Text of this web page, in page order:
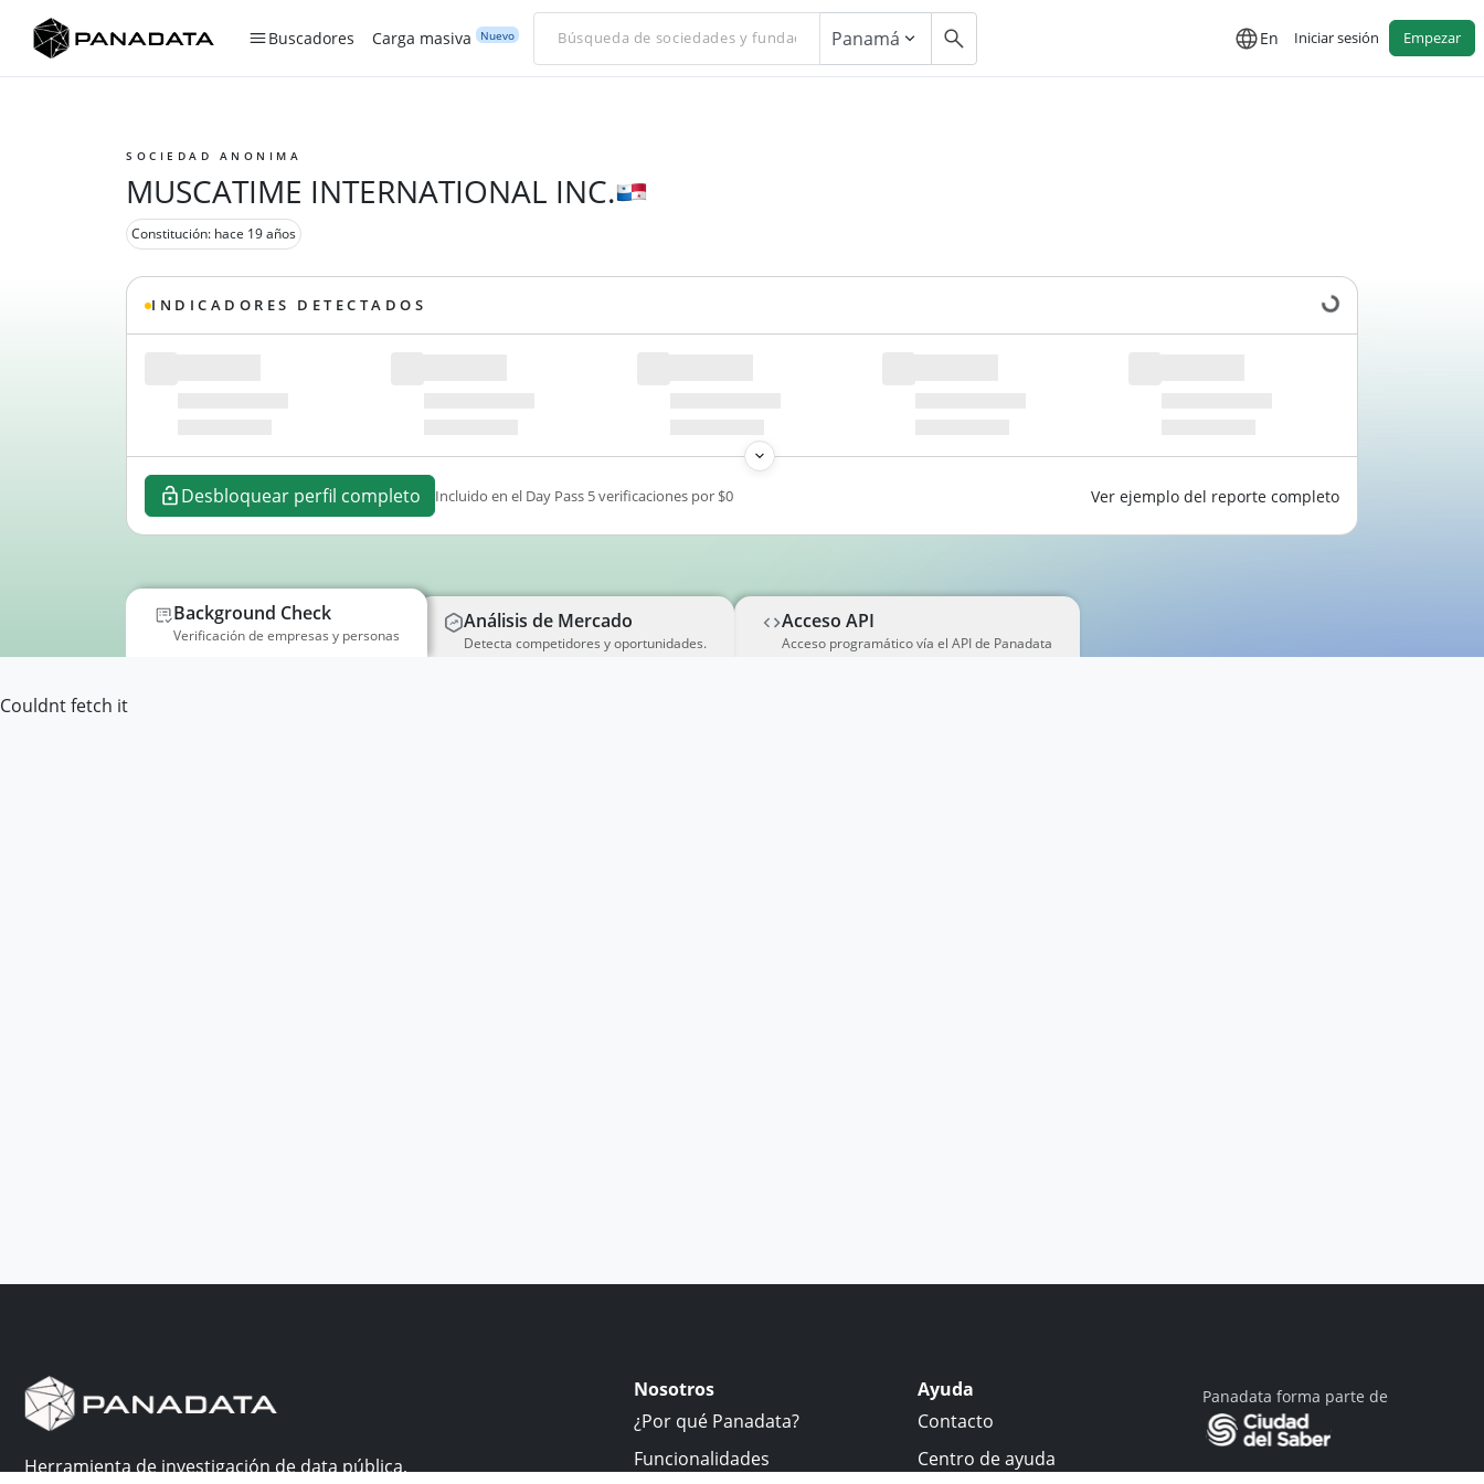
Buscadores Carga masiva Nuevo Panamá En Iniciar sesión Empezar
SOCIEDAD ANONIMA
MUSCATIME INTERNATIONAL INC.
Constitución: hace 19 años
INDICADORES DETECTADOS Cargando datos...
Desbloquear perfil completo Incluido en el Day Pass 5 verificaciones por $0 Ver ejemplo del reporte completo
Background Check
Verificación de empresas y personas
Análisis de Mercado
Detecta competidores y oportunidades.
Acceso API
Acceso programático vía el API de Panadata
Couldnt fetch it
Herramienta de investigación de data pública,
Nosotros
¿Por qué Panadata?
Funcionalidades
Ayuda
Contacto
Centro de ayuda
Panadata forma parte de